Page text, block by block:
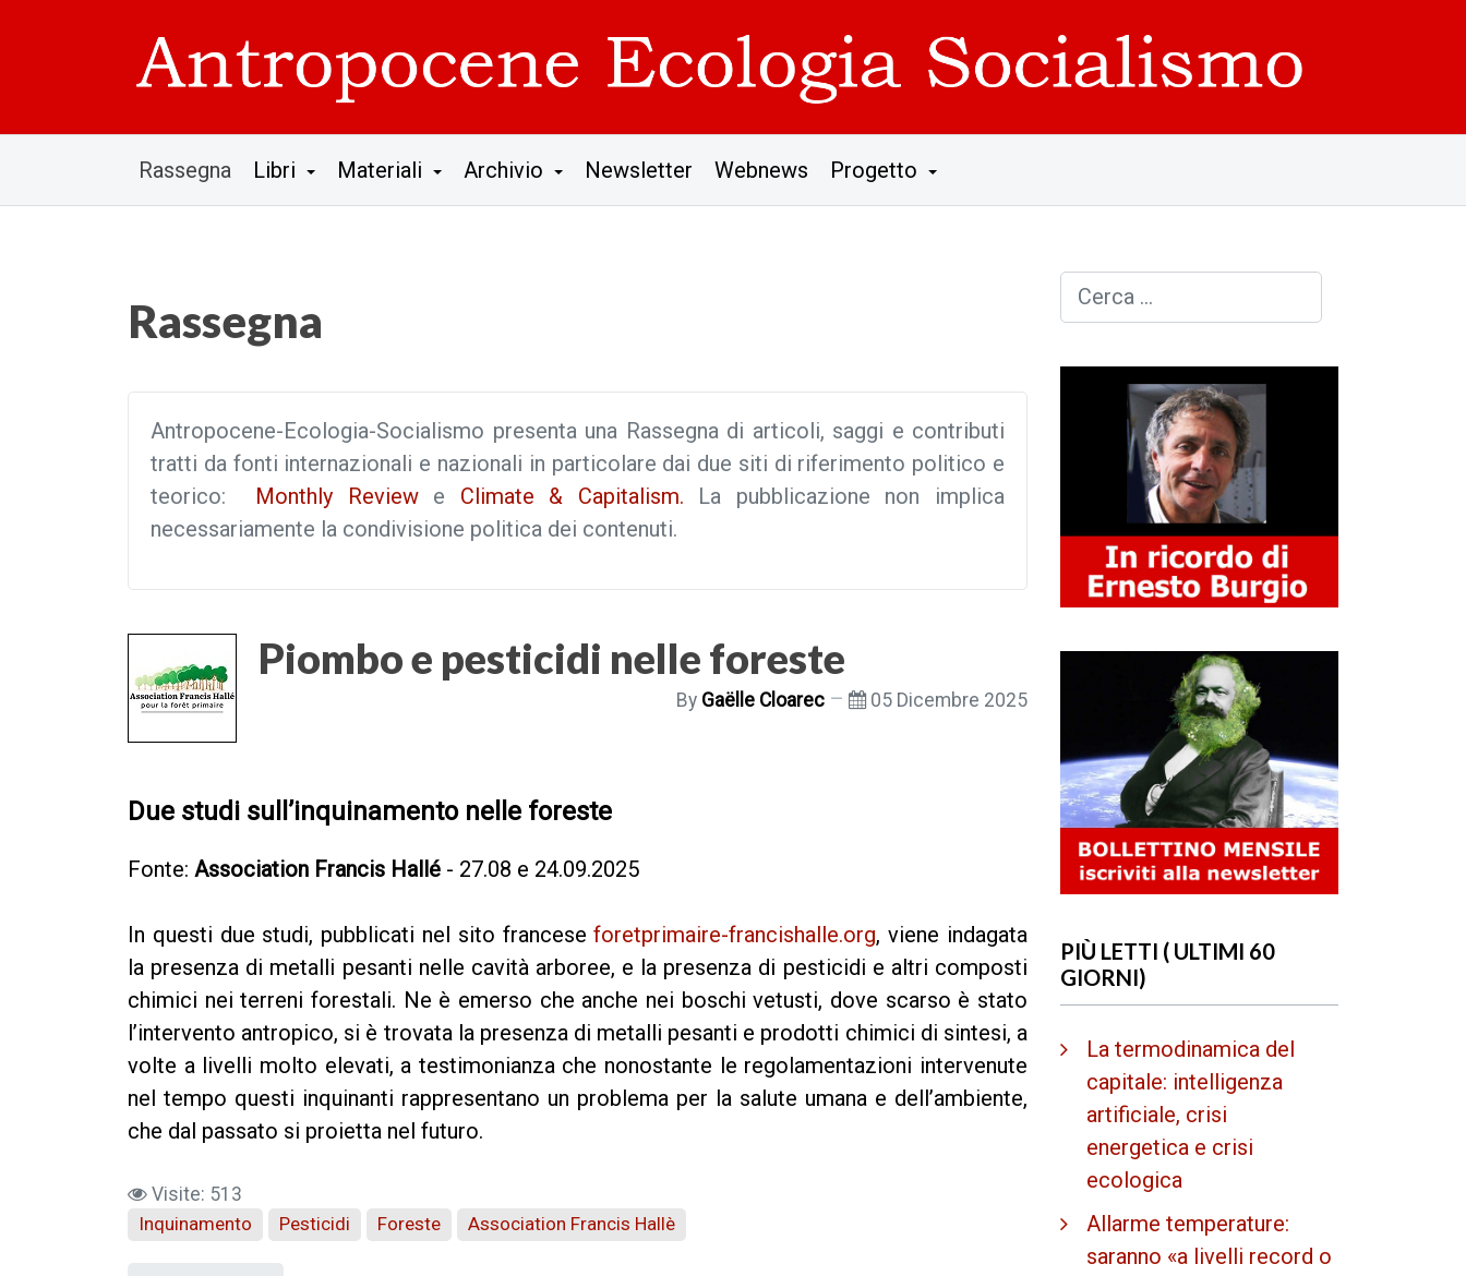
Rassegna Libri Materiali Archivio Newsletter Webnews Progetto
Rassegna
Antropocene-Ecologia-Socialismo presenta una Rassegna di articoli, saggi e contributi
tratti da fonti internazionali e nazionali in particolare dai due siti di riferimento politico e
teorico: Monthly Reviewe Climate & Capitalism. La pubblicazione non implica
necessariamente la condivisione politica dei contenuti.
Piombo e pesticidi nelle foreste
By Gaëlle Cloarec 05 Dicembre 2025
Due studi sull’inquinamento nelle foreste
Fonte: Association Francis Hallé - 27.08 e 24.09.2025
In questi due studi, pubblicati nel sito franceseforetprimaire-francishalle.org, viene indagata
la presenza di metalli pesanti nelle cavità arboree, e la presenza di pesticidi e altri composti
chimici nei terreni forestali. Ne è emerso che anche nei boschi vetusti, dove scarso è stato
l’intervento antropico, si è trovata la presenza di metalli pesanti e prodotti chimici di sintesi, a
volte a livelli molto elevati, a testimonianza che nonostante le regolamentazioni intervenute
nel tempo questi inquinanti rappresentano un problema per la salute umana e dell’ambiente,
che dal passato si proietta nel futuro.
Visite: 513
Inquinamento
Pesticidi Foreste Association Francis Hallè
Cerca
PIÙ LETTI ( ULTIMI 60
GIORNI)
La termodinamica del
capitale: intelligenza
artificiale, crisi
energetica e crisi
ecologica
Allarme temperature:
saranno «a livelli record o